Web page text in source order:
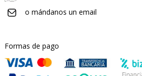
o mándanos un email
Formas de pago